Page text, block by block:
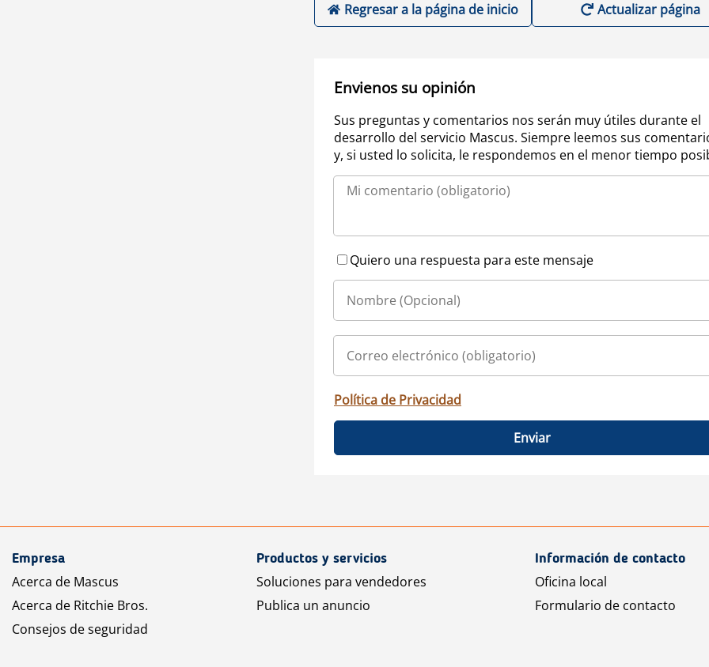
Regresar a la página de inicio Actualizar página
Envienos su opinión
Sus preguntas y comentarios nos serán muy útiles durante el
desarrollo del servicio Mascus. Siempre leemos sus
y, si usted lo solicita, le respondemos en el menor tiempo
Quiero una respuesta para este mensaje
Política de Privacidad
Enviar
Empresa
Acerca de Mascus
Acerca de Ritchie Bros.
Consejos de seguridad
Productos y servicios
Soluciones para vendedores
Publica un anuncio
Información de contacto
Oficina local
Formulario de contacto